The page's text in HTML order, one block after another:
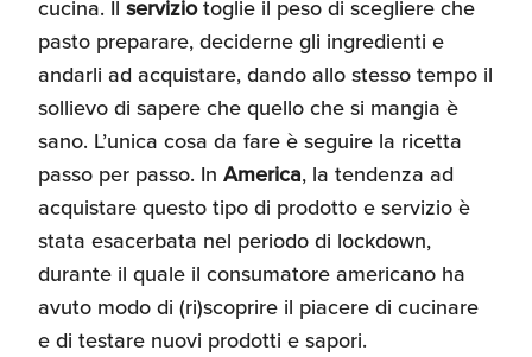
cucina. Il serviziotoglie il peso di scegliere che
pasto preparare, deciderne gli ingredienti e
andarli ad acquistare, dando allo stesso tempo il
sollievo di sapere che quello che si mangia è
sano. L’unica cosa da fare è seguire la ricetta
passo per passo. In America, la tendenza ad
acquistare questo tipo di prodotto e servizio è
stata esacerbata nel periodo di lockdown,
durante il quale il consumatore americano ha
avuto modo di (ri)scoprire il piacere di cucinare
e di testare nuovi prodotti e sapori.